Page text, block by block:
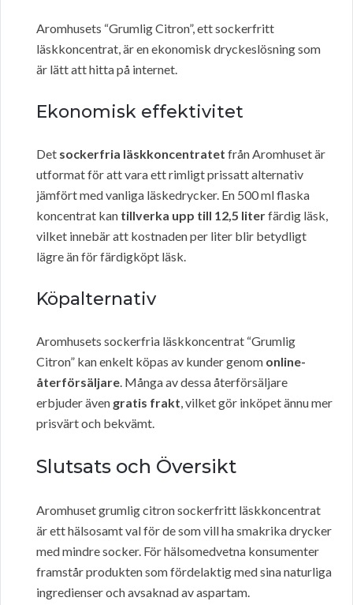
Aromhusets “Grumlig Citron”, ett sockerfritt
läskkoncentrat, är en ekonomisk dryckeslösning som
är lätt att hitta på internet.
Ekonomisk effektivitet
Det sockerfria läskkoncentratet från Aromhuset är
utformat för att vara ett rimligt prissatt alternativ
jämfört med vanliga läskedrycker. En 500 ml flaska
koncentrat kan tillverka upp till 12,5 literfärdig läsk,
vilket innebär att kostnaden per liter blir betydligt
lägre än för färdigköpt läsk.
Köpalternativ
Aromhusets sockerfria läskkoncentrat “Grumlig
Citron” kan enkelt köpas av kunder genom online-
återförsäljare. Många av dessa återförsäljare
erbjuder även gratis frakt, vilket gör inköpet ännu mer
prisvärt och bekvämt.
Slutsats och Översikt
Aromhuset grumlig citron sockerfritt läskkoncentrat
är ett hälsosamt val för de som vill ha smakrika drycker
med mindre socker. För hälsomedvetna konsumenter
framstår produkten som fördelaktig med sina naturliga
ingredienser och avsaknad av aspartam.